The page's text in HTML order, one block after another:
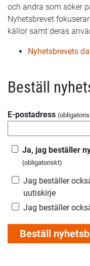
och andra som söker
Nyhetsbrevet
källor samt deras
Nyhetsbrevets
Beställ
E-postadress
Ja, jag beställer
(obligatoriskt)
Jag beställer
uutiskirje
Jag beställer